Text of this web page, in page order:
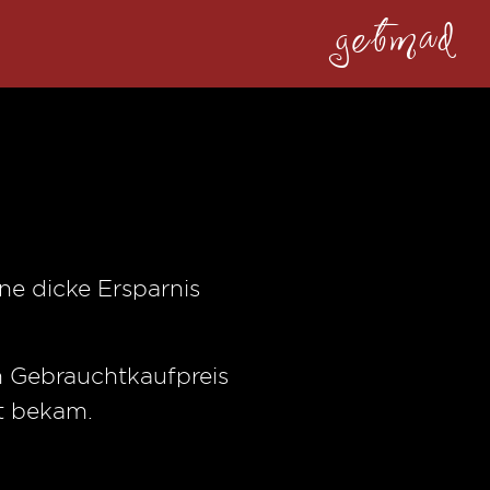
getmad
dicke Ersparnis
Gebrauchtkaufpreis